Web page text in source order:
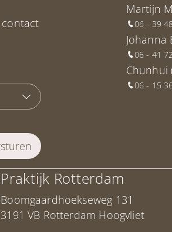
Martijn
06 - 39
Johanna
06 - 41
Chunhui
06 - 15
Praktijk Rotterdam
Boomgaardhoekseweg 131
3191 VB Rotterdam Hoogvliet